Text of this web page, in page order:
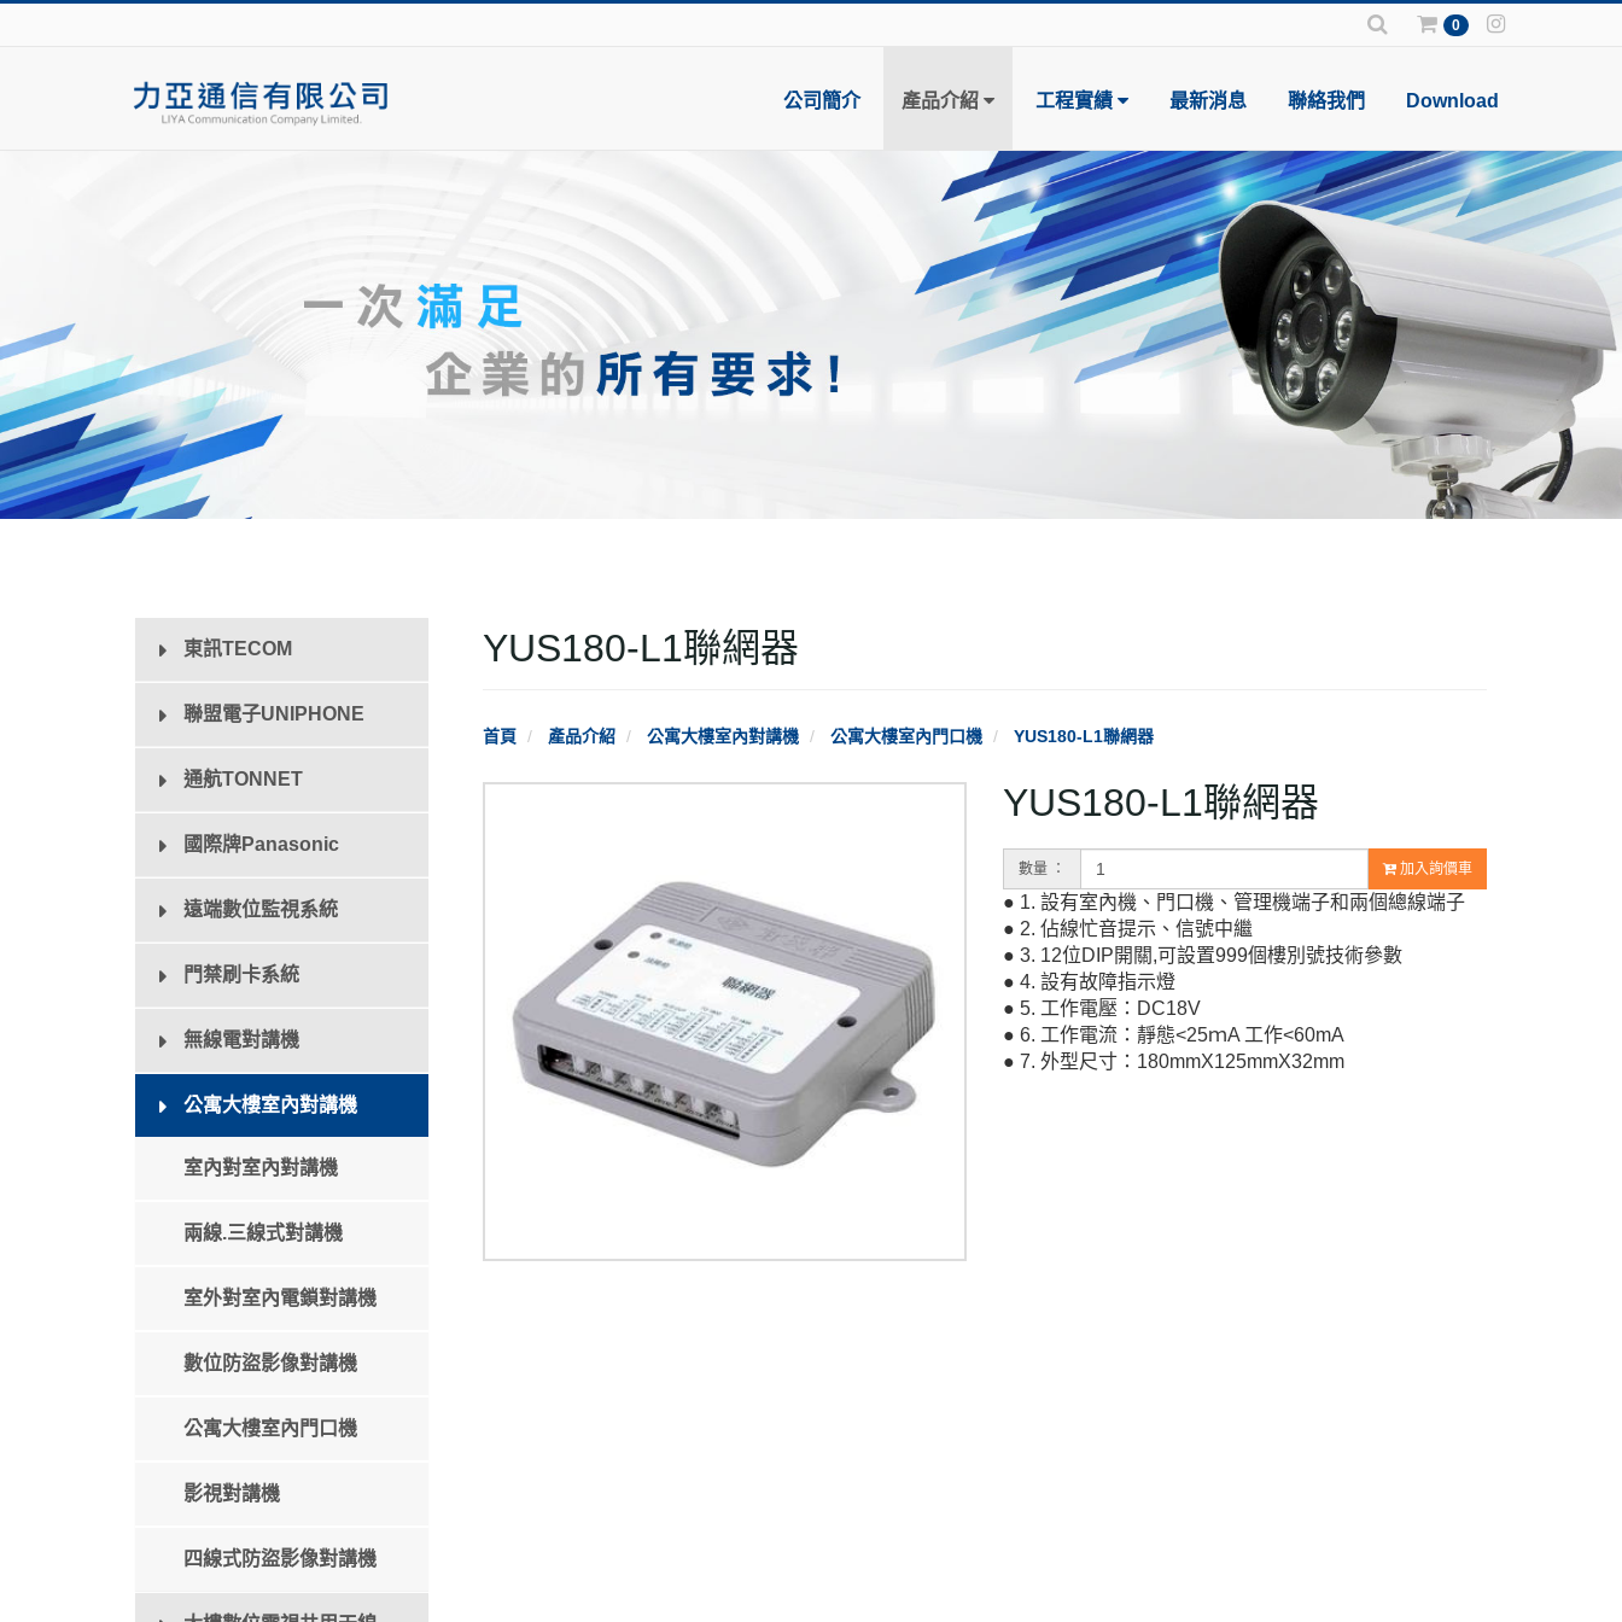
0
公司簡介 產品介紹 工程實績 最新消息 聯絡我們 Download
東訊TECOM
聯盟電子UNIPHONE
通航TONNET
國際牌Panasonic
遠端數位監視系統
門禁刷卡系統
無線電對講機
公寓大樓室內對講機
室內對室內對講機
兩線.三線式對講機
室外對室內電鎖對講機
數位防盜影像對講機
公寓大樓室內門口機
影視對講機
四線式防盜影像對講機
YUS180-L1聯網器
首頁 產品介紹 公寓大樓室內對講機 公寓大樓室內門口機 YUS180-L1聯網器
YUS180-L1聯網器
數量 ： 加入詢價車
● 1. 設有室內機、門口機、管理機端子和兩個總線端子
● 2. 佔線忙音提示、信號中繼
● 3. 12位DIP開關,可設置999個樓別號技術參數
● 4. 設有故障指示燈
● 5. 工作電壓：DC18V
● 6. 工作電流：靜態<25ｍA 工作<60mA
● 7. 外型尺寸：180mmX125mmX32mm